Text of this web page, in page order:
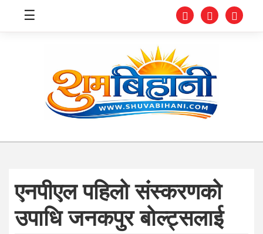
स्वास्थ्य
संघीय
प्रविधि
☰
एनपीएल पहिलो संस्करणको
उपाधि जनकपुर बोल्ट्सलाई